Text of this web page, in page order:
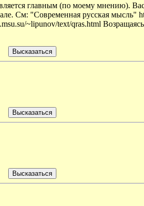
главным (по моему мнению).
См: "Современная русская мысль"
~lipunov/text/qras.html Возращаясь